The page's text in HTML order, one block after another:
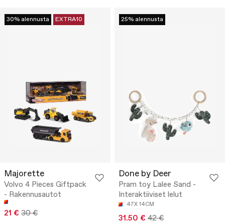
30% alennusta EXTRA10
Majorette
Volvo 4 Pieces Giftpack
- Rakennusautot
21 € 30 €
25% alennusta
Done by Deer
Pram toy Lalee Sand -
Interaktiiviset lelut
47X 14CM
31.50 € 42 €